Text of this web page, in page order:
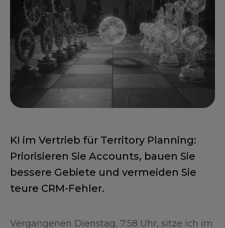
KI im Vertrieb für Territory Planning:
Priorisieren Sie Accounts, bauen Sie
bessere Gebiete und vermeiden Sie
teure CRM-Fehler.
Vergangenen Dienstag, 7:58 Uhr, sitze ich im